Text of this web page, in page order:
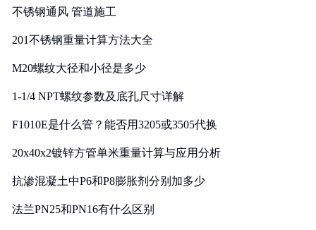
不锈钢通风 管道施工
201不锈钢重量计算方法大全
M20螺纹大径和小径是多少
1-1/4 NPT螺纹参数及底孔尺寸详解
F1010E是什么管？能否用3205或3505代换
20x40x2镀锌方管单米重量计算与应用分析
抗渗混凝土中P6和P8膨胀剂分别加多少
法兰PN25和PN16有什么区别